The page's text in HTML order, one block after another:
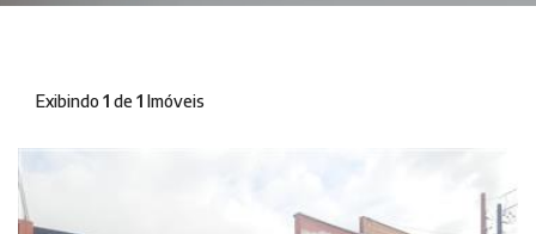
Exibindo 1 de1 Imóveis